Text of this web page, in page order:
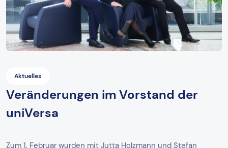
Aktuelles
Veränderungen im Vorstand der
uniVersa
Zum 1. Februar wurden mit Jutta Holzmann und Stefan